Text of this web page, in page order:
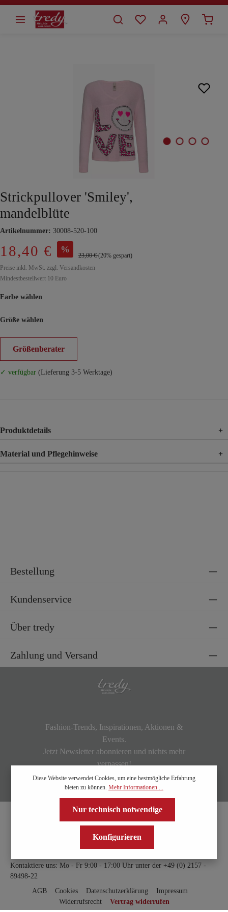
springen
Strickpullover 'Smiley',
mandelblüte
Artikelnummer: 30008-520-100
18,40 € %
23,00 €(20% gespart)
Preise inkl. MwSt. zzgl. Versandkosten
Mindestbestellwert 10 Euro
Farbe wählen
Größe wählen
Größenberater
✓ verfügbar (Lieferung 3-5 Werktage)
Produktdetails +
Material und Pflegehinweise +
Bestellung
Kundenservice
Über tredy
Zahlung und Versand
Fashion-Trends, Inspirationen, Aktionen &
Events.
Jetzt Newsletter abonnieren und nichts mehr
verpassen!
Kontaktiere uns: Mo - Fr 9:00 - 17:00 Uhr unter der +49 (0) 2157 -
89498-22
AGB
Cookies Datenschutzerklärung
Impressum
Widerrufsrecht
Vertrag widerrufen
Diese Website verwendet Cookies, um eine bestmögliche Erfahrung
bieten zu können. Mehr Informationen ...
Nur technisch notwendige
Konfigurieren